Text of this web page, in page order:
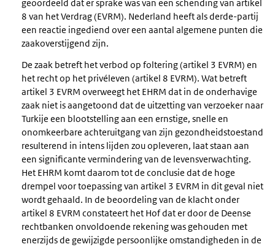
geoordeeld dat er sprake was van een schending van artikel
8 van het Verdrag (EVRM). Nederland heeft als derde-partij
een reactie ingediend over een aantal algemene punten die
zaakoverstijgend zijn.
De zaak betreft het verbod op foltering (artikel 3 EVRM) en
het recht op het privéleven (artikel 8 EVRM). Wat betreft
artikel 3 EVRM overweegt het EHRM dat in de onderhavige
zaak niet is aangetoond dat de uitzetting van verzoeker naar
Turkije een blootstelling aan een ernstige, snelle en
onomkeerbare achteruitgang van zijn gezondheidstoestand
resulterend in intens lijden zou opleveren, laat staan aan
een significante vermindering van de levensverwachting.
Het EHRM komt daarom tot de conclusie dat de hoge
drempel voor toepassing van artikel 3 EVRM in dit geval niet
wordt gehaald. In de beoordeling van de klacht onder
artikel 8 EVRM constateert het Hof dat er door de Deense
rechtbanken onvoldoende rekening was gehouden met
enerzijds de gewijzigde persoonlijke omstandigheden in de